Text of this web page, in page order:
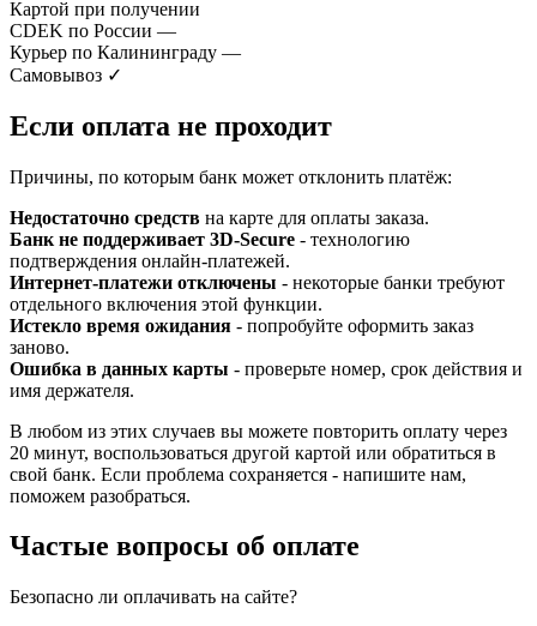
Картой при получении
CDEK по России —
Курьер по Калининграду —
Самовывоз ✓
Если оплата не проходит
Причины, по которым банк может отклонить платёж:
Недостаточно средств на карте для оплаты заказа.
Банк не поддерживает 3D-Secure - технологию
подтверждения онлайн-платежей.
Интернет-платежи отключены - некоторые банки требуют
отдельного включения этой функции.
Истекло время ожидания - попробуйте оформить заказ
заново.
Ошибка в данных карты - проверьте номер, срок действия и
имя держателя.
В любом из этих случаев вы можете повторить оплату через
20 минут, воспользоваться другой картой или обратиться в
свой банк. Если проблема сохраняется - напишите нам,
поможем разобраться.
Частые вопросы об оплате
Безопасно ли оплачивать на сайте?